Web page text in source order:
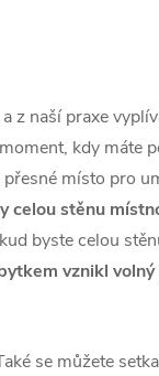
z naší praxe
kdy máte
místo pro
celou stěnu
byste celou
vznikl
se můžete